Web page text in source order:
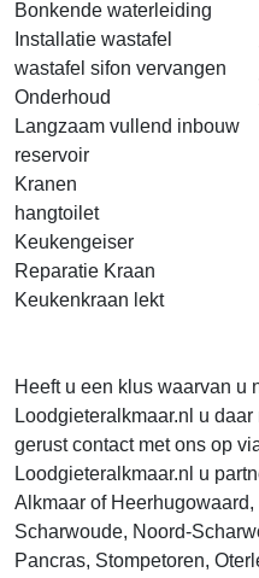
Bonkende waterleiding
Installatie wastafel
wastafel sifon vervangen
Onderhoud
Langzaam vullend inbouw
reservoir
Kranen
hangtoilet
Keukengeiser
Reparatie Kraan
Keukenkraan lekt
Heeft u een klus waarvan u
Loodgieteralkmaar.nl u
gerust contact met ons op
Loodgieteralkmaar.nl u
Alkmaar of
Scharwoude, Noord-
Pancras, Stompetoren,